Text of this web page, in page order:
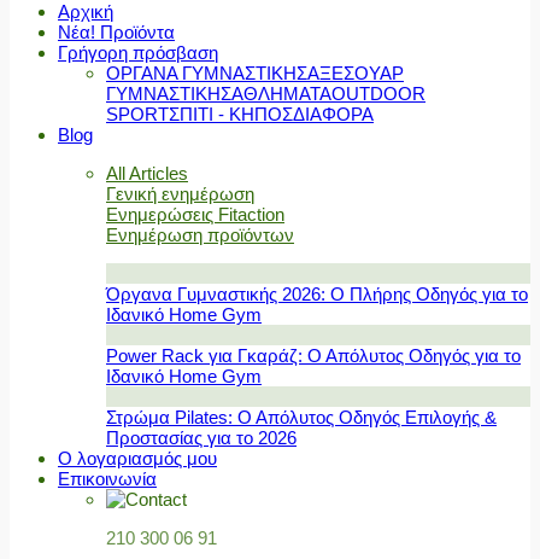
Αρχική
Νέα! Προϊόντα
Γρήγορη πρόσβαση
ΟΡΓΑΝΑ ΓΥΜΝΑΣΤΙΚΗΣΑΞΕΣΟΥΑΡ
ΓΥΜΝΑΣΤΙΚΗΣΑΘΛΗΜΑΤΑOUTDOOR
SPORTΣΠΙΤΙ - ΚΗΠΟΣΔΙΑΦΟΡΑ
Blog
All Articles
Γενική ενημέρωση
Ενημερώσεις Fitaction
Ενημέρωση προϊόντων
Όργανα Γυμναστικής 2026: Ο Πλήρης Οδηγός για το
Ιδανικό Home Gym
Power Rack για Γκαράζ: Ο Απόλυτος Οδηγός για το
Ιδανικό Home Gym
Στρώμα Pilates: Ο Απόλυτος Οδηγός Επιλογής &
Προστασίας για το 2026
Ο λογαριασμός μου
Επικοινωνία
210 300 06 91